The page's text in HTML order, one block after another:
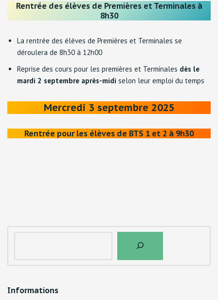
Rentrée des élèves de Premières et Terminales à
8h30
La rentrée des élèves de Premières et Terminales se
déroulera de 8h30 à 12h00
Reprise des cours pour les premières et Terminales dès le
mardi 2 septembre après-midi selon leur emploi du temps
Mercredi 3 septembre 2025
Rentrée pour les élèves de BTS 1 et 2 à 9h30
Informations